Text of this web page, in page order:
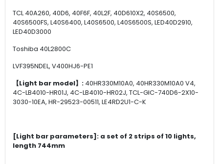
TCL 40A260, 40D6, 40F6F, 40L2F, 40D610X2, 40S6500,
40S6500FS, L40S6400, L40S6500, L40S6500S, LED40D2910,
LED40D3000
Toshiba 40L2800C
LVF395NDEL, V400HJ6-PE1
【Light bar model】: 40HR330M10A0, 40HR330M10A0 V4,
4C-LB4010-HR01J, 4C-LB4010-HR02J, TCL-GIC-740D6-2X10-
3030-10EA, HR-29523-00511, LE4RD2U1-C-K
[Light bar parameters]: a set of 2 strips of 10 lights,
length 744mm